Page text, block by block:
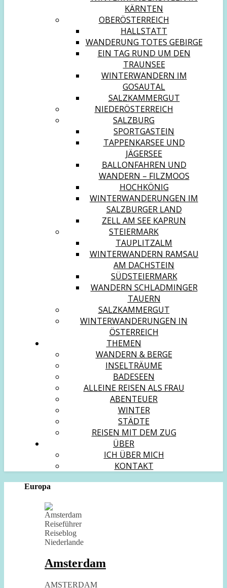
KÄRNTEN
OBERÖSTERREICH
HALLSTATT
WANDERUNG TOTES GEBIRGE
EIN TAG RUND UM DEN
TRAUNSEE
WINTERWANDERN IM
GOSAUTAL
SALZKAMMERGUT
NIEDERÖSTERREICH
SALZBURG
SPORTGASTEIN
TAPPENKARSEE UND
JÄGERSEE
BALLONFAHREN UND
WANDERN – FILZMOOS
HOCHKÖNIG
WINTERWANDERUNGEN IM
SALZBURGER LAND
ZELL AM SEE KAPRUN
STEIERMARK
TAUPLITZALM
WINTERWANDERN RAMSAU
AM DACHSTEIN
SÜDSTEIERMARK
WANDERN SCHLADMINGER
TAUERN
SALZKAMMERGUT
WINTERWANDERUNGEN IN
ÖSTERREICH
THEMEN
WANDERN & BERGE
INSELTRÄUME
BADESEEN
ALLEINE REISEN ALS FRAU
ABENTEUER
WINTER
STÄDTE
REISEN MIT DEM ZUG
ÜBER
ICH ÜBER MICH
KONTAKT
Europa
Amsterdam
AMSTERDAM